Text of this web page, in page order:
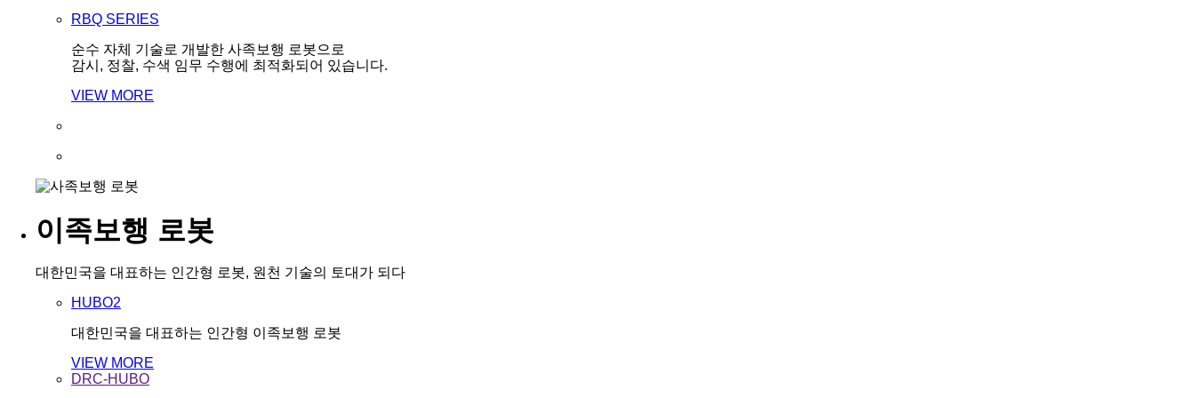
RBQ SERIES
순수 자체 기술로 개발한 사족보행 로봇으로
감시, 정찰, 수색 임무 수행에 최적화되어 있습니다.
VIEW MORE
이족보행 로봇
대한민국을 대표하는 인간형 로봇, 원천 기술의 토대가 되다
HUBO2
대한민국을 대표하는 인간형 이족보행 로봇
VIEW MORE
DRC-HUBO